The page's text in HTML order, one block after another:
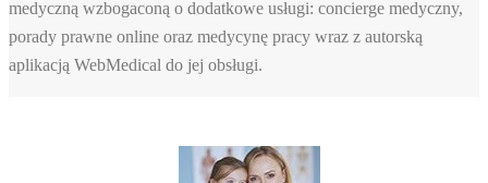
medyczną wzbogaconą o dodatkowe usługi: concierge medyczny,
porady prawne online oraz medycynę pracy wraz z autorską
aplikacją WebMedical do jej obsługi.